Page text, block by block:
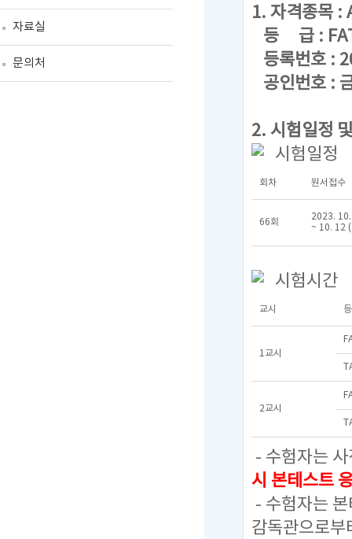
자료실
문의처
1. 자격종목
등 급 : FAT
등록번호 :
공인번호 :
2. 시험일정
시험일정
회차 원서접수
66회
2023.
~ 10. 12
시험시간
교시
1교시
2교시
- 수험자는
시 본테스트
- 수험자는
감독관으로